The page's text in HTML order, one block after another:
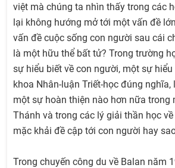
việt mà chúng ta nhìn thấy trong các
lại không hướng mở tới một vấn đề
vấn đề cuộc sống con người sau cái
là một hữu thể bất tử? Trong trường
sự hiểu biết về con người, một sự
khoa Nhân-luận Triết-học đúng
một sự hoàn thiện nào hơn nữa trong
Thánh và trong các lý giải thần học
mặc khải đề cập tới con người hay
Trong chuyến công du về Balan năm